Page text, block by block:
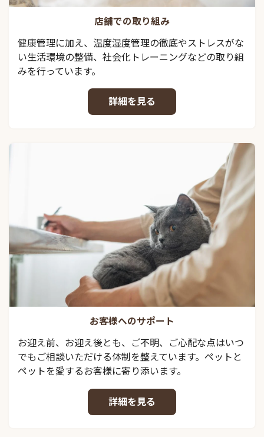
店舗での取り組み
健康管理に加え、温度湿度管理の徹底やストレスがな
い生活環境の整備、社会化トレーニングなどの取り組
みを行っています。
詳細を見る
お客様へのサポート
お迎え前、お迎え後とも、ご不明、ご心配な点はいつ
でもご相談いただける体制を整えています。ペットと
ペットを愛するお客様に寄り添います。
詳細を見る